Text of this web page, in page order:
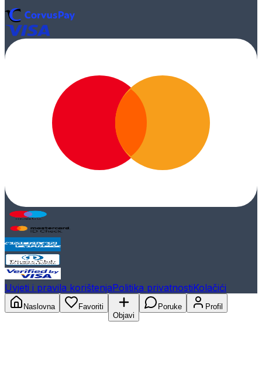
Uvjeti i pravila korištenjaPolitika privatnostiKolačići
Naslovna
Favoriti
Objavi
Poruke Profil